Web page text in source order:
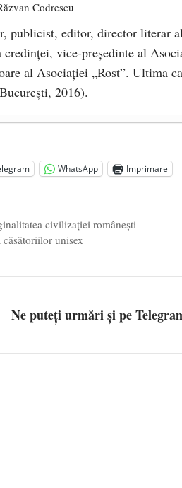
Codrescu
publicist, editor, director literar
credinţei, vice-preşedinte al
al Asociaţiei „Rost”. Ultima
2016).
PETRIȘOR, ÎNTRU VEȘNICĂ
A! - 28 mai 2020
Franco (1892-1975) - 25
WhatsApp Imprimare
civilizației românești
unisex
Ne puteți urmări și pe